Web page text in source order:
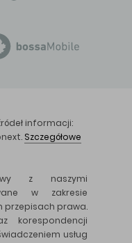
informacji:
Szczegółowe
z naszymi
w zakresie
przepisach prawa.
korespondencji
usług